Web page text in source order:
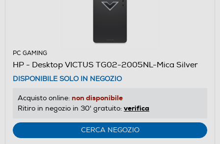
PC GAMING
HP - Desktop VICTUS TG02-2005NL-Mica Silver
DISPONIBILE SOLO IN NEGOZIO
Acquisto online: non disponibile
Ritiro in negozio in 30' gratuito: verifica
CERCA NEGOZIO